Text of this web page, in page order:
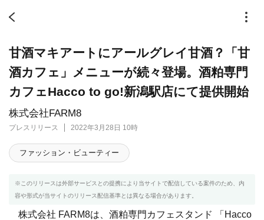
株式会社FARM8
プレスリリース 2022年3月28日 10時
甘酒マキアートにアールグレイ甘酒？「甘
酒カフェ」メニューが続々登場。酒粕専門
カフェHacco to go!新潟駅店にて提供開始
ファッション・ビューティー
※このリリースは外部サービスとの提携により当サイトで配信している案件のため、内
容や形式が当サイトのリリース配信基準とは異なる場合があります。
株式会社 FARM8は、酒粕専門カフェスタンド 「Hacco